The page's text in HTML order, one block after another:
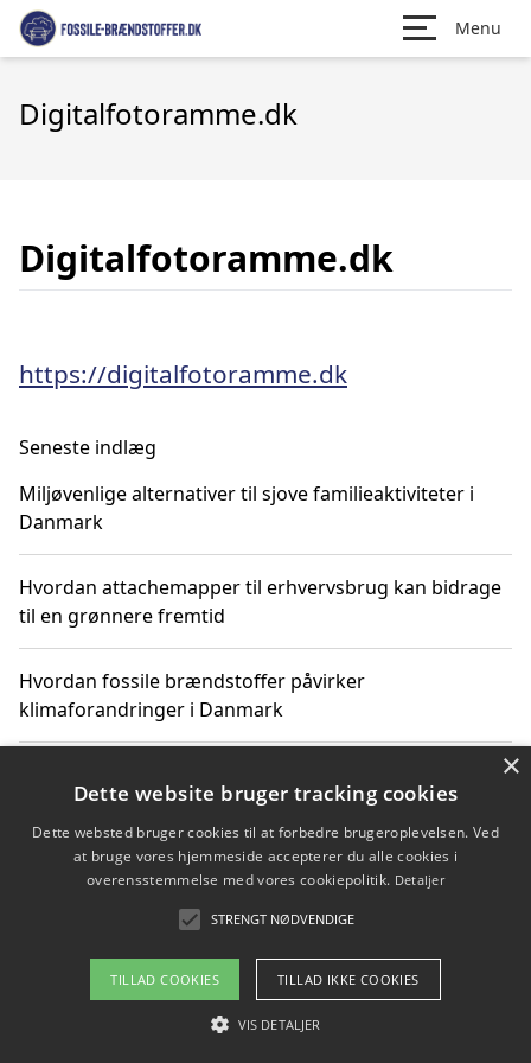
Menu
Digitalfotoramme.dk
Digitalfotoramme.dk
https://digitalfotoramme.dk
Seneste indlæg
Miljøvenlige alternativer til sjove familieaktiviteter i
Danmark
Hvordan attachemapper til erhvervsbrug kan bidrage
til en grønnere fremtid
Hvordan fossile brændstoffer påvirker
klimaforandringer i Danmark
klimaændringer
Hvordan citater om fossile brændstoffer kan ændre
Copyright 2026 - Pilanto Aps
Om / kontakt
×
Dette website bruger tracking cookies
Dette websted bruger cookies til at forbedre brugeroplevelsen. Ved
at bruge vores hjemmeside accepterer du alle cookies i
overensstemmelse med vores cookiepolitik. Detaljer
STRENGT NØDVENDIGE
TILLAD COOKIES TILLAD IKKE COOKIES
VIS DETALJER